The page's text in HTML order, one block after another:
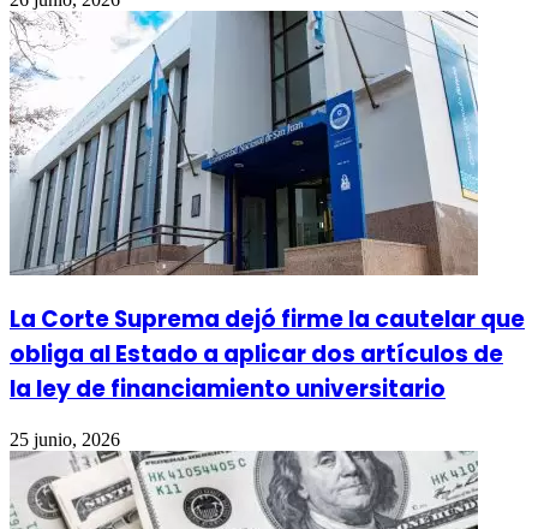
La Corte Suprema dejó firme la cautelar que
obliga al Estado a aplicar dos artículos de
la ley de financiamiento universitario
25 junio, 2026